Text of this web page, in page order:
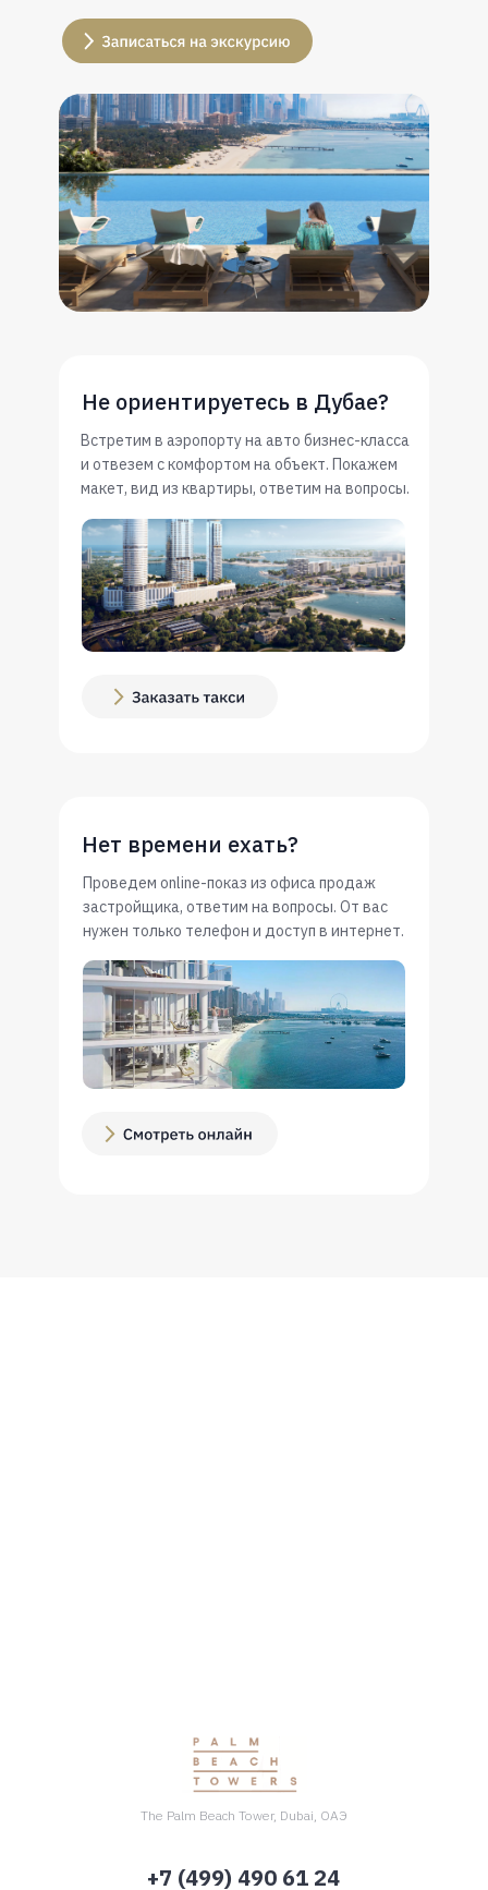
Не ориентируетесь в Дубае?
Встретим в аэропорту на авто бизнес-класса
и отвезем с комфортом на объект. Покажем
макет, вид из квартиры, ответим на вопросы.
Нет времени ехать?
Проведем online-показ из офиса продаж
застройщика, ответим на вопросы. От вас
нужен только телефон и доступ в интернет.
+7 (499) 490 61 24
The Palm Beach Tower, Dubai, ОАЭ